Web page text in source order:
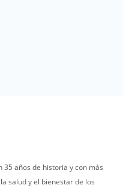
años de historia y con más
salud y el bienestar de los